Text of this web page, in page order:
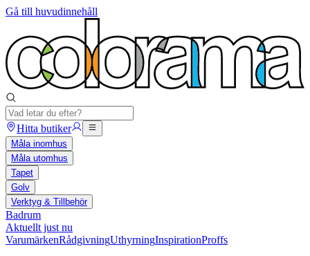
Gå till huvudinnehåll
Hitta butiker
Måla inomhus
Måla utomhus
Tapet
Golv
Verktyg & Tillbehör
Badrum
Aktuellt just nu
VarumärkenRådgivningUthyrningInspirationProffs